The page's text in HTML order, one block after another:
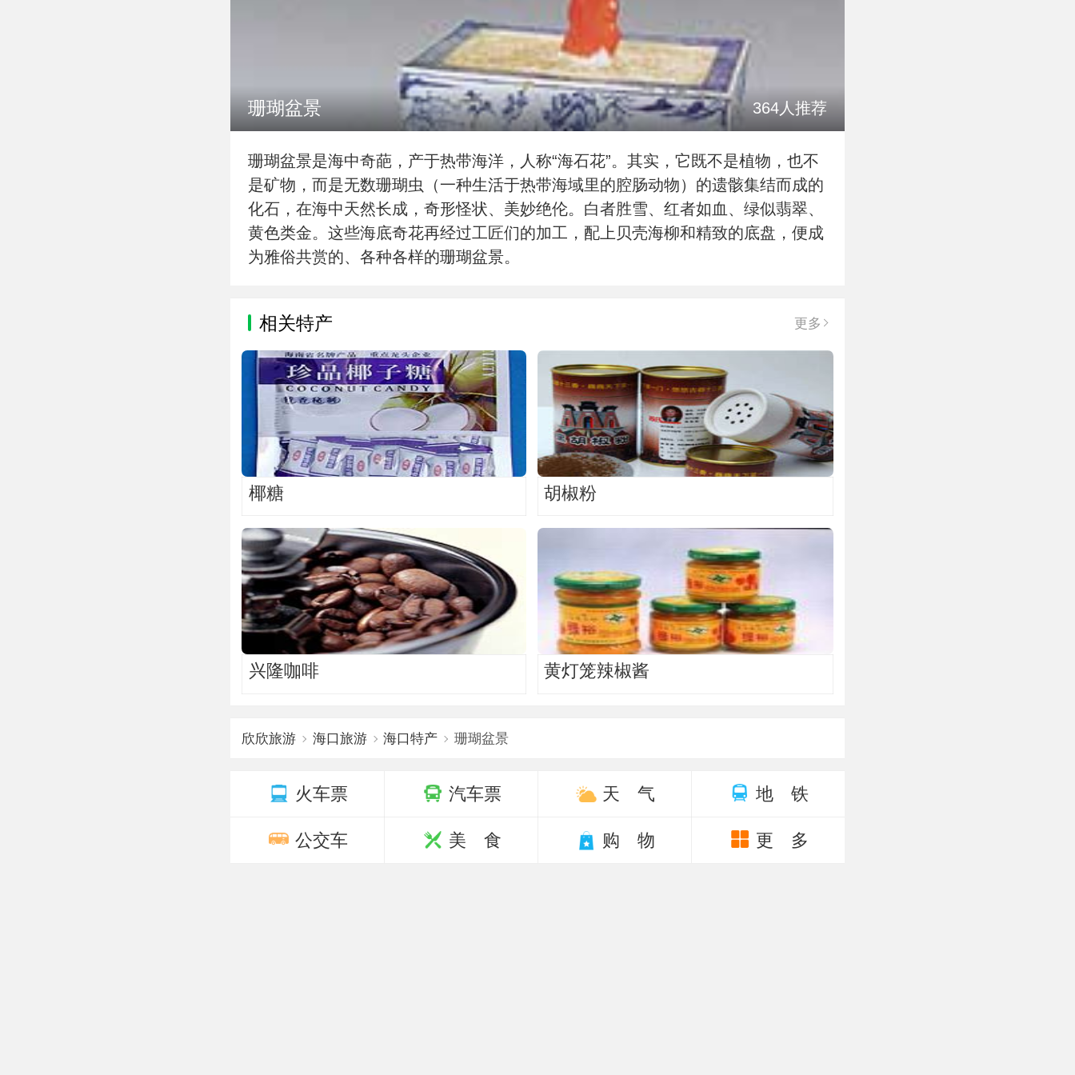
珊瑚盆景 364人推荐
珊瑚盆景是海中奇葩，产于热带海洋，人称“海石花”。其实，它既不是植物，也不
是矿物，而是无数珊瑚虫（一种生活于热带海域里的腔肠动物）的遗骸集结而成的
化石，在海中天然长成，奇形怪状、美妙绝伦。白者胜雪、红者如血、绿似翡翠、
黄色类金。这些海底奇花再经过工匠们的加工，配上贝壳海柳和精致的底盘，便成
为雅俗共赏的、各种各样的珊瑚盆景。
相关特产 更多
椰糖 胡椒粉
兴隆咖啡 黄灯笼辣椒酱
欣欣旅游 海口旅游 海口特产 珊瑚盆景
火车票 汽车票 天 气 地 铁
公交车 美 食 购 物 更 多